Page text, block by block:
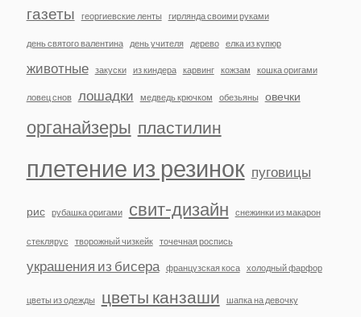
газеты георгиевские ленты гирлянда своими руками
день святого валентина день учителя дерево елка из купюр
животные закуски из киндера карвинг кожзам кошка оригами
ловец снов лошадки медведь крючком обезьяны овечки
органайзеры пластилин
плетение из резинок пуговицы
рис рубашка оригами свит-дизайн снежинки из макарон
стеклярус творожный чизкейк точечная роспись
украшения из бисера французская коса холодный фарфор
цветы из одежды цветы канзаши шапка на девочку